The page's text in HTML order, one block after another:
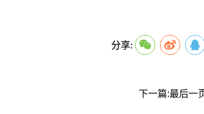
分享:
下一篇:最后一